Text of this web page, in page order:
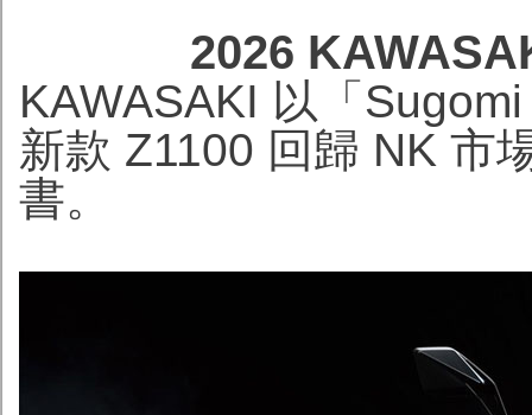
2026
KAWASAKI 以「
新款 Z1100 回歸 NK 市
書。